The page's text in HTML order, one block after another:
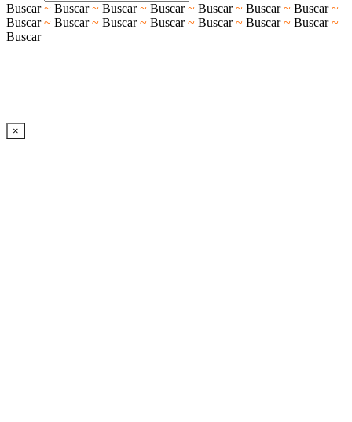
Buscar~ Buscar~ Buscar~ Buscar~ Buscar~ Buscar~ Buscar~
Buscar~ Buscar~ Buscar~ Buscar~ Buscar~ Buscar~ Buscar~
Buscar
×